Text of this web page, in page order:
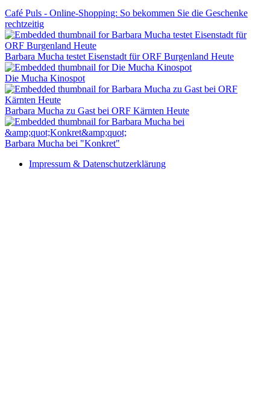
Café Puls - Online-Shopping: So bekommen Sie die Geschenke
rechtzeitig
Barbara Mucha testet Eisenstadt für ORF Burgenland Heute
Die Mucha Kinospot
Barbara Mucha zu Gast bei ORF Kärnten Heute
Barbara Mucha bei "Konkret"
Impressum & Datenschutzerklärung